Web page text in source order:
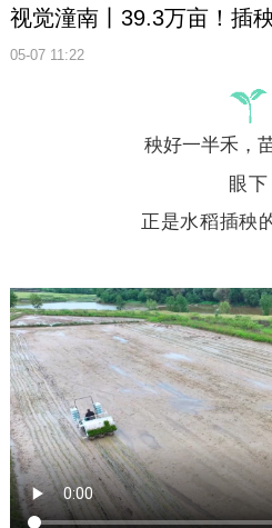
视觉潼南丨39.3万亩！插
05-07 11:22
秧好一半禾，
眼下
正是水稻插秧